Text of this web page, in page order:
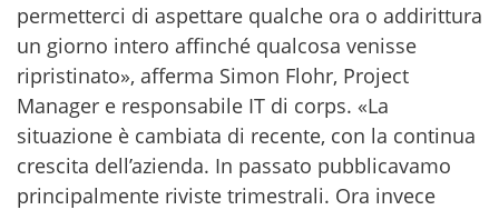
permetterci di aspettare qualche ora o addirittura
un giorno intero affinché qualcosa venisse
ripristinato», afferma Simon Flohr, Project
Manager e responsabile IT di corps. «La
situazione è cambiata di recente, con la continua
crescita dell’azienda. In passato pubblicavamo
principalmente riviste trimestrali. Ora invece